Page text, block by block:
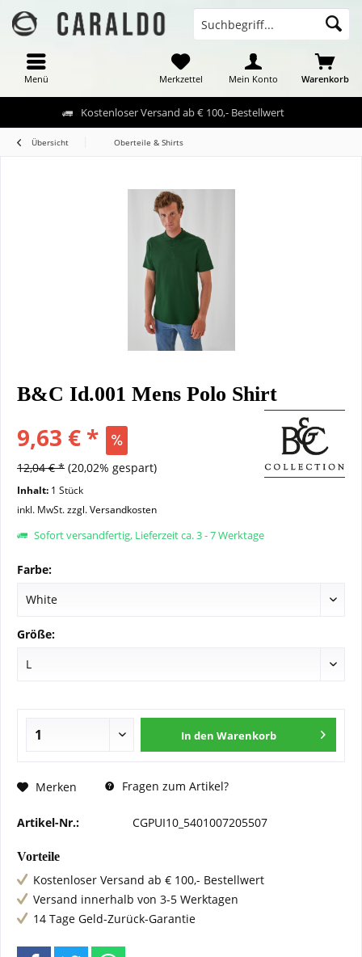
Kostenloser Versand ab € 100,- Bestellwert
Menü Warenkorb
Merkzettel Mein Konto
Übersicht Oberteile & Shirts
B&C Id.001 Mens Polo Shirt
9,63 € *
12,04 € * (20,02% gespart)
Inhalt: 1 Stück
inkl. MwSt.zzgl. Versandkosten
Sofort versandfertig, Lieferzeit ca. 3 - 7 Werktage
Farbe:
Größe:
In den Warenkorb
Merken Fragen zum Artikel?
Artikel-Nr.: CGPUI10_5401007205507
Vorteile
Kostenloser Versand ab € 100,- Bestellwert
Versand innerhalb von 3-5 Werktagen
14 Tage Geld-Zurück-Garantie